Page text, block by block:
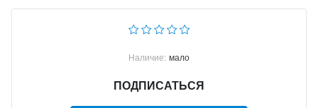
Наличие: мало
ПОДПИСАТЬСЯ